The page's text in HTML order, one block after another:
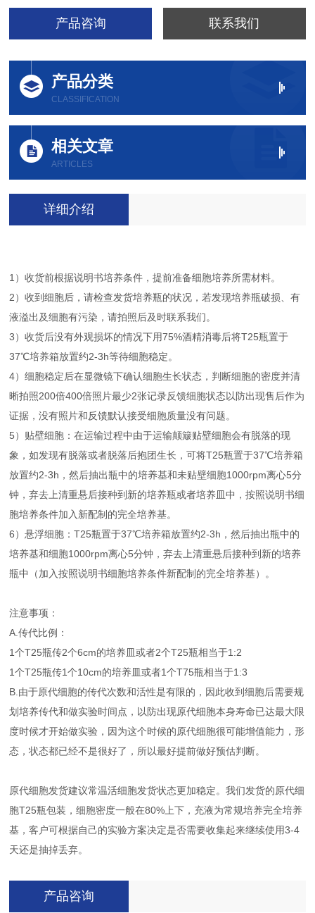
产品咨询 联系我们
产品分类
CLASSIFICATION
相关文章
ARTICLES
详细介绍
1）收货前根据说明书培养条件，提前准备细胞培养所需材料。
2）收到细胞后，请检查发货培养瓶的状况，若发现培养瓶破损、有
液溢出及细胞有污染，请拍照后及时联系我们。
3）收货后没有外观损坏的情况下用75%酒精消毒后将T25瓶置于
37℃培养箱放置约2-3h等待细胞稳定。
4）细胞稳定后在显微镜下确认细胞生长状态，判断细胞的密度并清
晰拍照200倍400倍照片最少2张记录反馈细胞状态以防出现售后作为
证据，没有照片和反馈默认接受细胞质量没有问题。
5）贴壁细胞：在运输过程中由于运输颠簸贴壁细胞会有脱落的现
象，如发现有脱落或者脱落后抱团生长，可将T25瓶置于37℃培养箱
放置约2-3h，然后抽出瓶中的培养基和未贴壁细胞1000rpm离心5分
钟，弃去上清重悬后接种到新的培养瓶或者培养皿中，按照说明书细
胞培养条件加入新配制的完全培养基。
6）悬浮细胞：T25瓶置于37℃培养箱放置约2-3h，然后抽出瓶中的
培养基和细胞1000rpm离心5分钟，弃去上清重悬后接种到新的培养
瓶中（加入按照说明书细胞培养条件新配制的完全培养基）。
注意事项：
A.传代比例：
1个T25瓶传2个6cm的培养皿或者2个T25瓶相当于1:2
1个T25瓶传1个10cm的培养皿或者1个T75瓶相当于1:3
B.由于原代细胞的传代次数和活性是有限的，因此收到细胞后需要规
划培养传代和做实验时间点，以防出现原代细胞本身寿命已达最大限
度时候才开始做实验，因为这个时候的原代细胞很可能增值能力，形
态，状态都已经不是很好了，所以最好提前做好预估判断。
原代细胞发货建议常温活细胞发货状态更加稳定。我们发货的原代细
胞T25瓶包装，细胞密度一般在80%上下，充液为常规培养完全培养
基，客户可根据自己的实验方案决定是否需要收集起来继续使用3-4
天还是抽掉丢弃。
产品咨询